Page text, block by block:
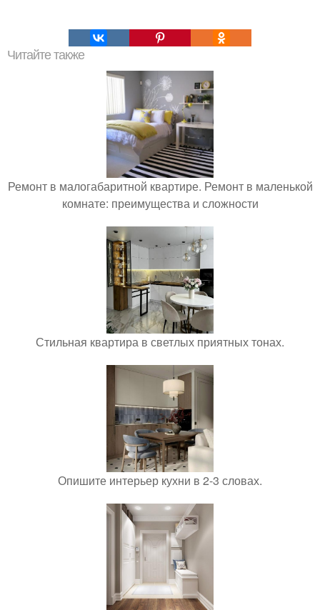
Читайте также
Ремонт в малогабаритной квартире. Ремонт в маленькой
комнате: преимущества и сложности
Стильная квартира в светлых приятных тонах.
Опишите интерьер кухни в 2-3 словах.